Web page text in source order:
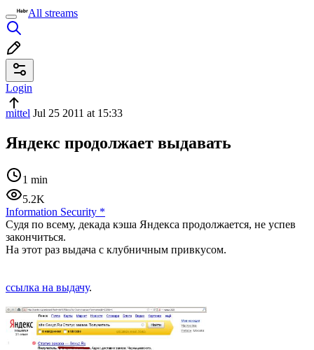
All streams
Login
mittel Jul 25 2011 at 15:33
Яндекс продолжает выдавать
1 min
5.2K
Information Security *
Судя по всему, декада кэша Яндекса продолжается, не успев
закончиться.
На этот раз выдача с клубничным привкусом.
ссылка на выдачу.